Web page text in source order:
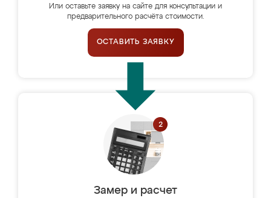
Или оставьте заявку на сайте для консультации и
предварительного расчёта стоимости.
ОСТАВИТЬ ЗАЯВКУ
Замер и расчет